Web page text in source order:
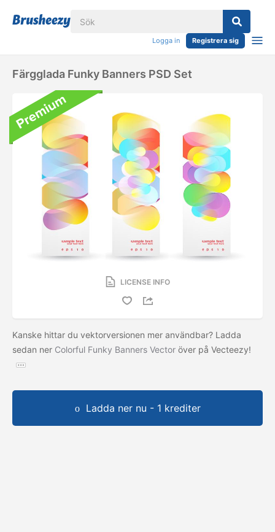
Logga in Registrera sig
Färgglada Funky Banners PSD Set
LICENSE INFO
Kanske hittar du vektorversionen mer användbar? Ladda
sedan ner Colorful Funky Banners Vector över på Vecteezy!
Ladda ner nu - 1 krediter